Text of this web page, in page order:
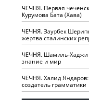
ЧЕЧНЯ. Первая
Курумова Бата (Хава)
ЧЕЧНЯ. Заурбек
жертва сталинских
ЧЕЧНЯ. Шамиль-Хаджи
знание и мир
ЧЕЧНЯ. Халид
создатель грамматики